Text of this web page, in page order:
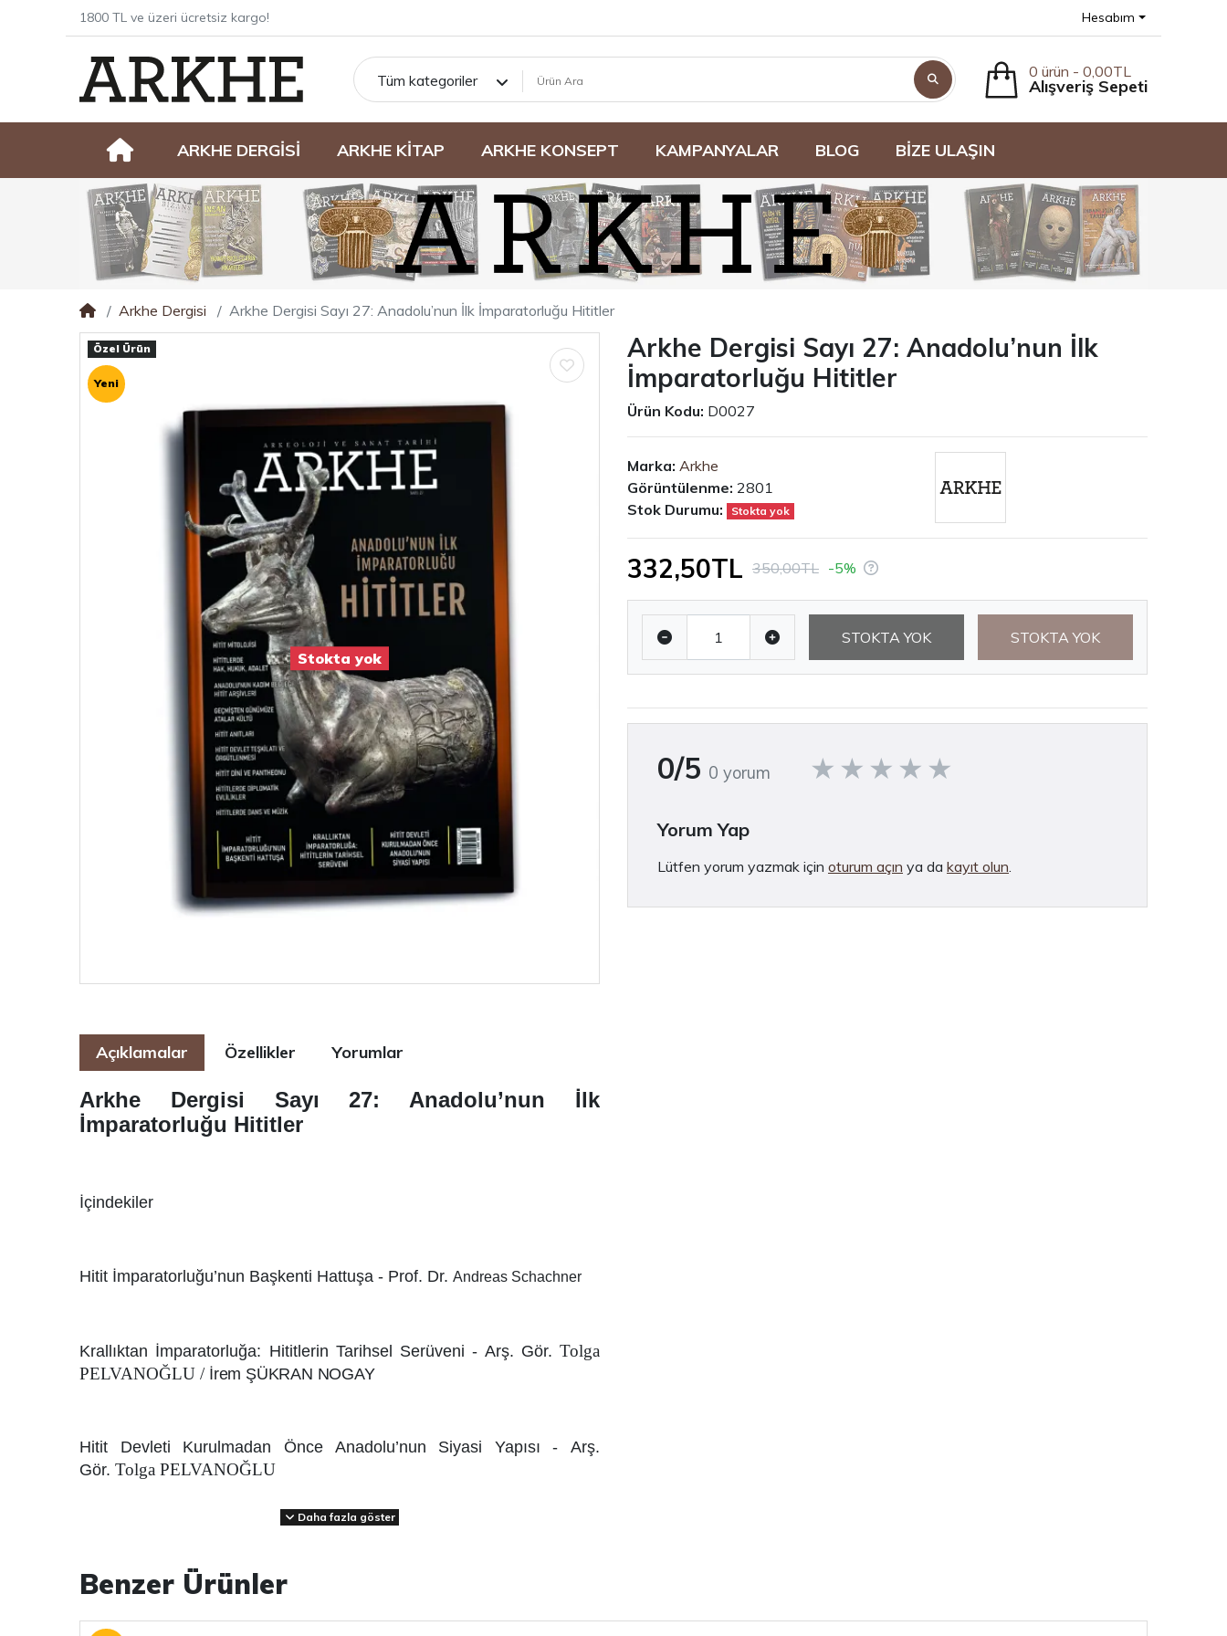
1800 TL ve üzeri ücretsiz kargo! Hesabım
Tüm kategoriler Alışveriş Sepeti
0 ürün - 0,00TL
ARKHE DERGİSİ ARKHE KİTAP ARKHE KONSEPT KAMPANYALAR BLOG BİZE ULAŞIN
Arkhe Dergisi Arkhe Dergisi Sayı 27: Anadolu’nun İlk İmparatorluğu Hititler
Özel Ürün
Yeni
Stokta yok
Açıklamalar Özellikler Yorumlar
Arkhe Dergisi Sayı 27: Anadolu’nun İlk
İmparatorluğu Hititler
İçindekiler
Hitit İmparatorluğu’nun Başkenti Hattuşa - Prof. Dr. Andreas Schachner
Krallıktan İmparatorluğa: Hititlerin Tarihsel Serüveni - Arş. Gör. Tolga
PELVANOĞLU / İrem ŞÜKRAN NOGAY
Hitit Devleti Kurulmadan Önce Anadolu’nun Siyasi Yapısı - Arş.
Gör. Tolga PELVANOĞLU
Hititlerde Hak, Hukuk, Adalet
Daha fazla göster
Arkhe Dergisi Sayı 27: Anadolu’nun İlk
İmparatorluğu Hititler
Ürün Kodu: D0027
Marka: Arkhe
Görüntülenme: 2801
Stok Durumu:
Stokta yok
332,50TL 350,00TL -5%
STOKTA YOK STOKTA YOK
0/5 0 yorum
Yorum Yap
Lütfen yorum yazmak için oturum açın ya da kayıt olun
Benzer Ürünler